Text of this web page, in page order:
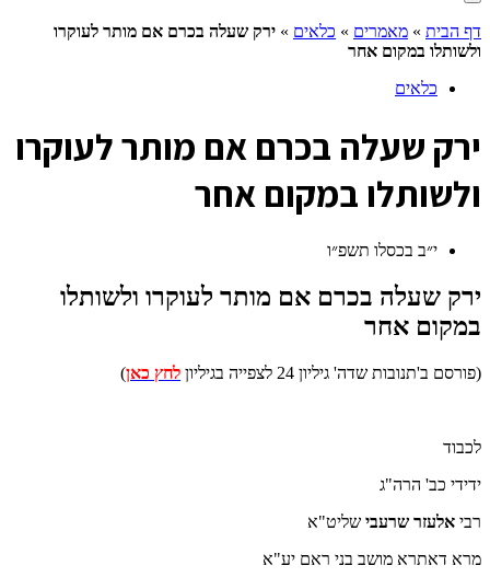
דף הבית » מאמרים » כלאים » ירק שעלה בכרם אם מותר לעוקרו
ולשותלו במקום אחר
כלאים
ירק שעלה בכרם אם מותר לעוקרו
ולשותלו במקום אחר
י״ב בכסלו תשפ״ו
ירק שעלה בכרם אם מותר לעוקרו ולשותלו
במקום אחר
(פורסם ב'תנובות שדה' גיליון 24 לצפייה בגיליון לחץ כאן)
לכבוד
ידידי כב' הרה"ג
רבי אלעזר שרעבי שליט"א
מרא דאתרא מושב בני ראם יע"א